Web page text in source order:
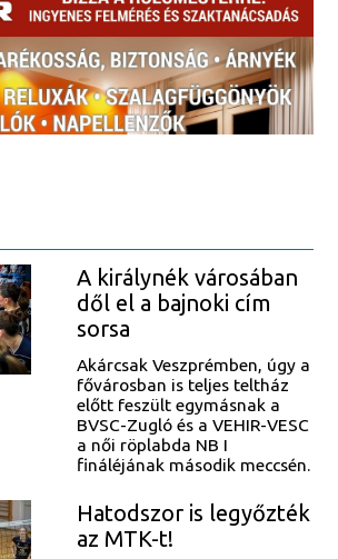
A királynék városában
dől el a bajnoki cím
sorsa
Akárcsak Veszprémben, úgy a
fővárosban is teljes teltház
előtt feszült egymásnak a
BVSC-Zugló és a VEHIR-VESC
a női röplabda NB I
fináléjának második meccsén.
Hatodszor is legyőzték
az MTK-t!